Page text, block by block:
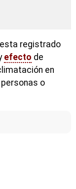
registrado
efecto de
en
o